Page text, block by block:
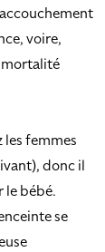
voire,
mortalité
les femmes
donc il
le bébé.
se